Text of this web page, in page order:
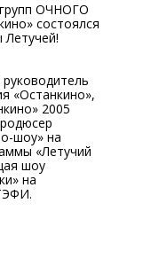
ОЧНОГО
состоялся
«Останкино»,
2005
шоу» на
«Летучий
шоу
на